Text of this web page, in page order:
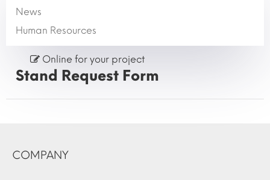
News
Human Resources
Online for your project
Stand Request Form
COMPANY